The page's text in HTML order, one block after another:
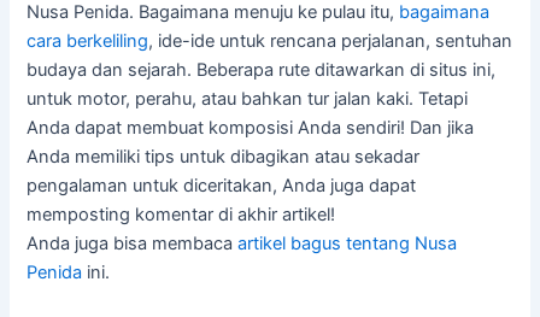
Nusa Penida. Bagaimana menuju ke pulau itu, bagaimana
cara berkeliling, ide-ide untuk rencana perjalanan, sentuhan
budaya dan sejarah. Beberapa rute ditawarkan di situs ini,
untuk motor, perahu, atau bahkan tur jalan kaki. Tetapi
Anda dapat membuat komposisi Anda sendiri! Dan jika
Anda memiliki tips untuk dibagikan atau sekadar
pengalaman untuk diceritakan, Anda juga dapat
memposting komentar di akhir artikel!
Anda juga bisa membacaartikel bagus tentang Nusa
Penida ini.